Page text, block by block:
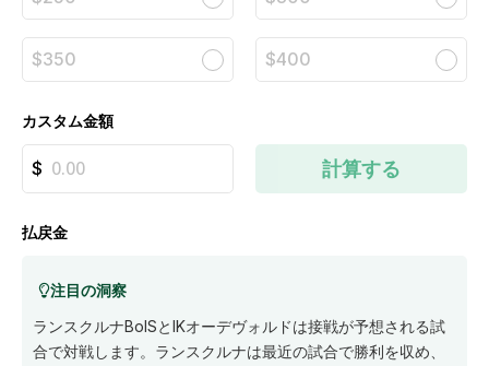
$350 $400
カスタム金額
計算する
払戻金
注目の洞察
ランスクルナBoISとIKオーデヴォルドは接戦が予想される試
合で対戦します。ランスクルナは最近の試合で勝利を収め、